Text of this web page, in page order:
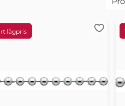
favoriter Lägg